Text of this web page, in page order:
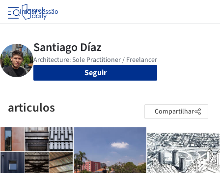
Iniciar sessão
Seguir
articulos Compartilhar